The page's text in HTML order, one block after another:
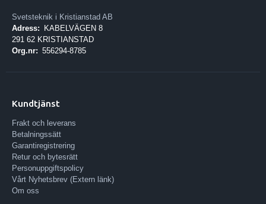
Svetsteknik i Kristianstad AB
Adress:
KABELVÄGEN 8
291 62 KRISTIANSTAD
Org.nr: 556294-8785
Kundtjänst
Frakt och leverans
Betalningssätt
Garantiregistrering
Retur och bytesrätt
Personuppgiftspolicy
Vårt Nyhetsbrev (Extern länk)
Om oss